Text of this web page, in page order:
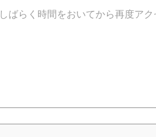
ばらく時間をおいてから再度アク